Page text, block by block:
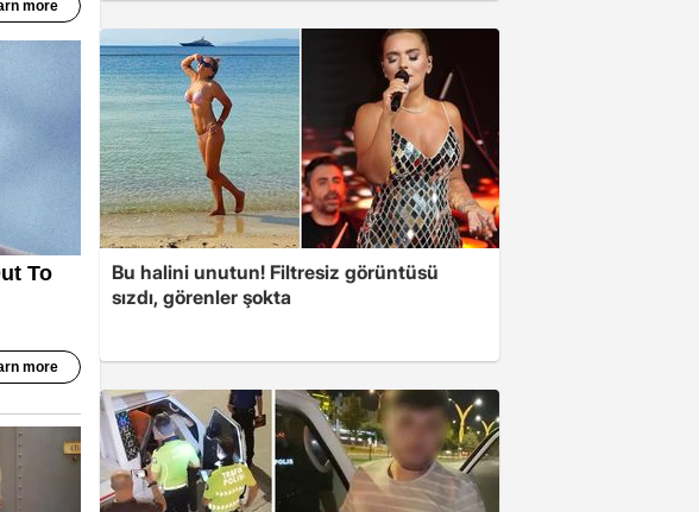
Bu halini unutun! Filtresiz görüntüsü
sızdı, görenler şokta